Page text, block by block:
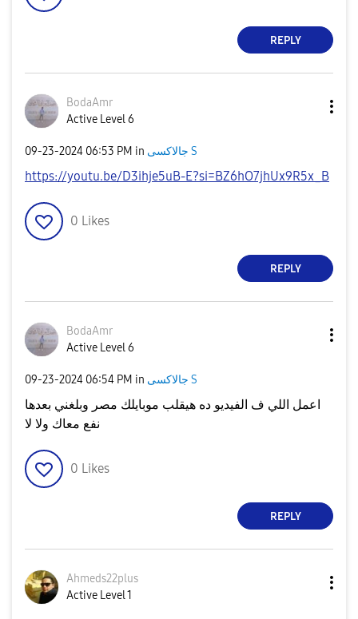
REPLY
BodaAmr
Active Level 6
‎09-23-2024 06:53 PM in جالاكسى S
https://youtu.be/D3ihje5uB-E?si=BZ6hO7jhUx9R5x_B
0 Likes
REPLY
BodaAmr
Active Level 6
‎09-23-2024 06:54 PM in جالاكسى S
اعمل اللي ف الفيديو ده هيقلب موبايلك مصر وبلغني بعدها
نفع معاك ولا لا
0 Likes
REPLY
Ahmeds22plus
Active Level 1